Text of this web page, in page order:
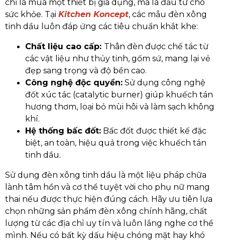
chỉ là mua một thiết bị gia dụng, mà là đầu tư cho
sức khỏe. Tại Kitchen Koncept, các mẫu đèn xông
tinh dầu luôn đáp ứng các tiêu chuẩn khắt khe:
Chất liệu cao cấp: Thân đèn được chế tác từ
các vật liệu như thủy tinh, gốm sứ, mang lại vẻ
đẹp sang trọng và độ bền cao.
Công nghệ độc quyền: Sử dụng công nghệ
đốt xúc tác (catalytic burner) giúp khuếch tán
hương thơm, loại bỏ mùi hôi và làm sạch không
khí.
Hệ thống bấc đốt: Bấc đốt được thiết kế đặc
biệt, an toàn, hiệu quả trong việc khuếch tán
tinh dầu.
Sử dụng đèn xông tinh dầu là một liệu pháp chữa
lành tâm hồn và cơ thể tuyệt vời cho phụ nữ mang
thai nếu được thực hiện đúng cách. Hãy ưu tiên lựa
chọn những sản phẩm đèn xông chính hãng, chất
lượng từ các địa chỉ uy tín và luôn lắng nghe cơ thể
mình. Nếu có bất kỳ dấu hiệu chóng mặt hay khó